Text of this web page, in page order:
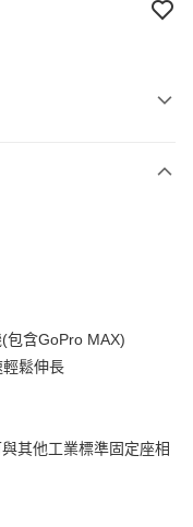
邦商業銀行
際商業銀行
業銀行
業銀行
邦商業銀行
業銀行
業銀行
業銀行
際商業銀行
業銀行
包含GoPro MAX)
鬆伸長
其他工業標準固定座相